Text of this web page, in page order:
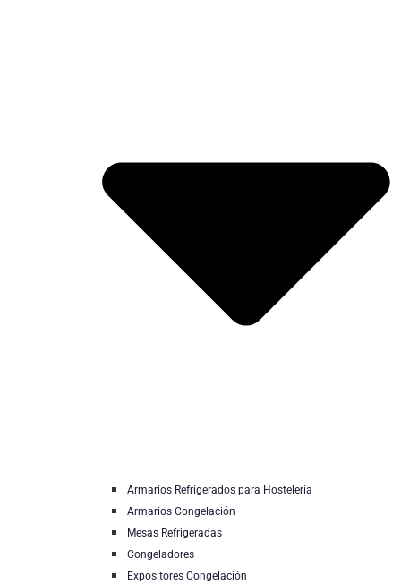
Armarios Refrigerados para Hostelería
Armarios Congelación
Mesas Refrigeradas
Congeladores
Expositores Congelación